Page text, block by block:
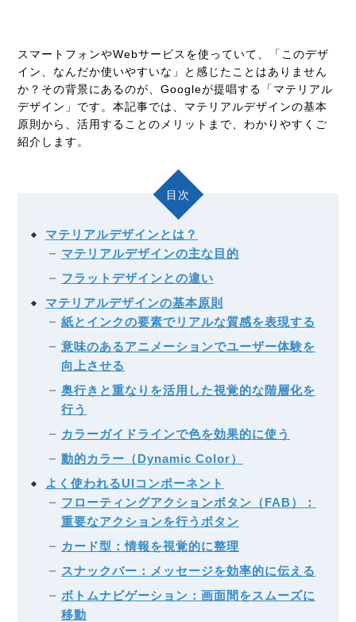
スマートフォンやWebサービスを使っていて、「このデザ
イン、なんだか使いやすいな」と感じたことはありません
か？その背景にあるのが、Googleが提唱する「マテリアル
デザイン」です。本記事では、マテリアルデザインの基本
原則から、活用することのメリットまで、わかりやすくご
紹介します。
目次
マテリアルデザインとは？
マテリアルデザインの主な目的
フラットデザインとの違い
マテリアルデザインの基本原則
紙とインクの要素でリアルな質感を表現する
意味のあるアニメーションでユーザー体験を
向上させる
奥行きと重なりを活用した視覚的な階層化を
行う
カラーガイドラインで色を効果的に使う
動的カラー（Dynamic Color）
よく使われるUIコンポーネント
フローティングアクションボタン（FAB）：
重要なアクションを行うボタン
カード型：情報を視覚的に整理
スナックバー：メッセージを効率的に伝える
ボトムナビゲーション：画面間をスムーズに
移動